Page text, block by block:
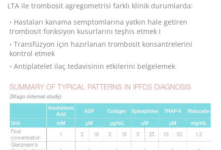
LTA ile trombosit agregometrisi farklı klinik durumlarda:
Hastaları kanama semptomlarına yatkın hale getiren
trombosit fonksiyon kusurlarını teşhis etmek i
Transfüzyon için hazırlanan trombosit konsantrelerini
kontrol etmek
Antiplatelet ilaç tedavisinin etkilerini belgelemek